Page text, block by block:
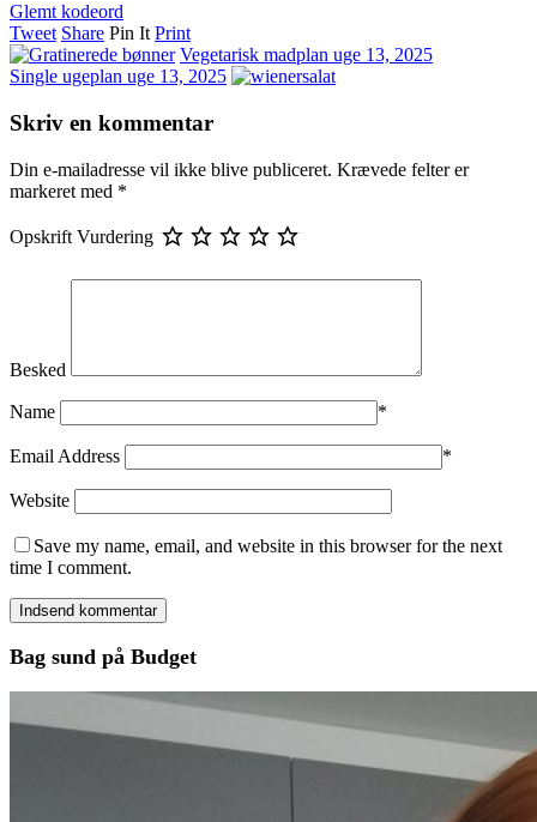
Glemt kodeord
Tweet Share Pin It Print
Vegetarisk madplan uge 13, 2025
Single ugeplan uge 13, 2025
Skriv en kommentar
Din e-mailadresse vil ikke blive publiceret. Krævede felter er
markeret med *
Opskrift Vurdering
Besked
Name *
Email Address *
Website
Save my name, email, and website in this browser for the next
time I comment.
Bag sund på Budget